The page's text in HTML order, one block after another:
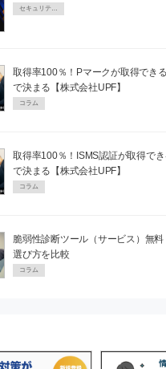
セキュリティPR
取得率100％！Pマークが取得でき
で決まる【株式会社UPF】
コラム
取得率100％！ISMS認証が取得で
で決まる【株式会社UPF】
コラム
脆弱性診断ツール（サービス）無料
選び方を比較
コラム